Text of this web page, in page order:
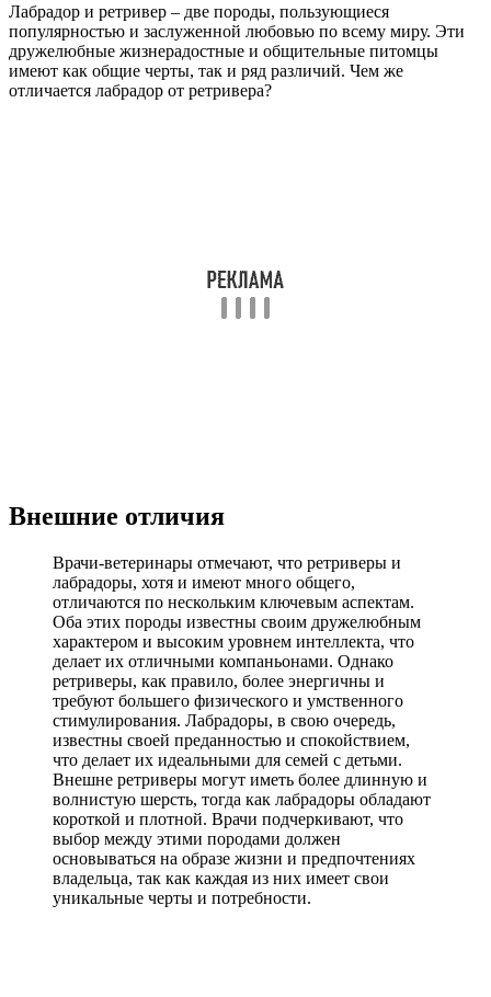
Лабрадор и ретривер – две породы, пользующиеся
популярностью и заслуженной любовью по всему миру. Эти
дружелюбные жизнерадостные и общительные питомцы
имеют как общие черты, так и ряд различий. Чем же
отличается лабрадор от ретривера?
Внешние отличия
Врачи-ветеринары отмечают, что ретриверы и
лабрадоры, хотя и имеют много общего,
отличаются по нескольким ключевым аспектам.
Оба этих породы известны своим дружелюбным
характером и высоким уровнем интеллекта, что
делает их отличными компаньонами. Однако
ретриверы, как правило, более энергичны и
требуют большего физического и умственного
стимулирования. Лабрадоры, в свою очередь,
известны своей преданностью и спокойствием,
что делает их идеальными для семей с детьми.
Внешне ретриверы могут иметь более длинную и
волнистую шерсть, тогда как лабрадоры обладают
короткой и плотной. Врачи подчеркивают, что
выбор между этими породами должен
основываться на образе жизни и предпочтениях
владельца, так как каждая из них имеет свои
уникальные черты и потребности.